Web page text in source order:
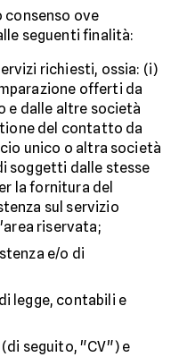
ove
seguenti finalità:
richiesti, ossia: (i)
offerti da
e dalle altre società
del contatto da
unico o altra società
soggetti dalle stesse
la fornitura del
sul servizio
riservata;
e/o di
legge, contabili e
seguito, "CV") e